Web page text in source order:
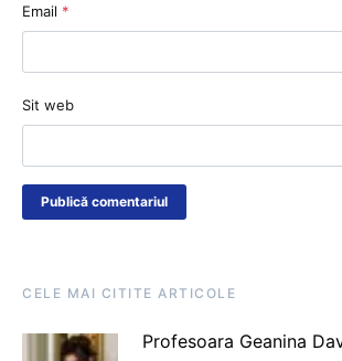
Email *
Sit web
CELE MAI CITITE ARTICOLE
Profesoara Geanina